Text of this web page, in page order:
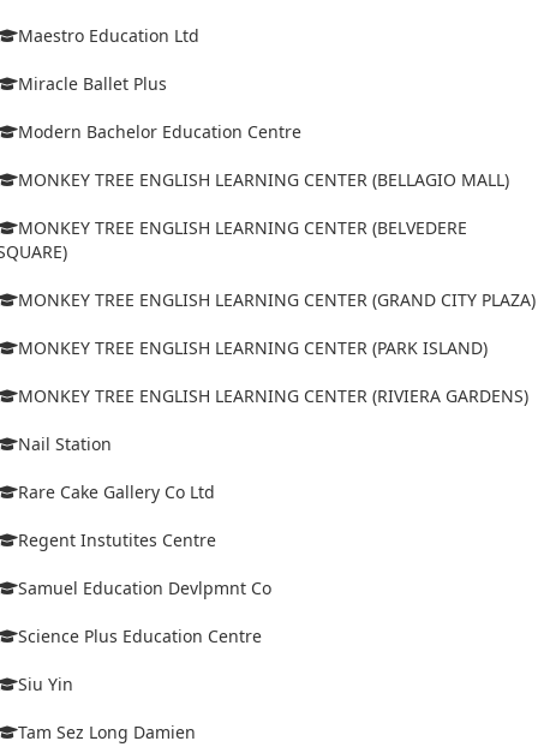
Maestro Education Ltd
Miracle Ballet Plus
Modern Bachelor Education Centre
MONKEY TREE ENGLISH LEARNING CENTER (BELLAGIO MALL)
MONKEY TREE ENGLISH LEARNING CENTER (BELVEDERE
MONKEY TREE ENGLISH LEARNING CENTER (GRAND CITY PLAZA)
MONKEY TREE ENGLISH LEARNING CENTER (PARK ISLAND)
MONKEY TREE ENGLISH LEARNING CENTER (RIVIERA GARDENS)
Nail Station
Rare Cake Gallery Co Ltd
Regent Instutites Centre
Samuel Education Devlpmnt Co
Science Plus Education Centre
Siu Yin
Tam Sez Long Damien